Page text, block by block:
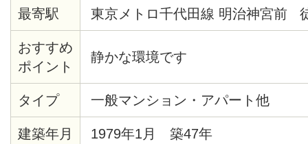
最寄駅 東京メトロ千代田線 明治神宮前
おすすめ
ポイント
静かな環境です
タイプ 一般マンション・アパート他
建築年月 1979年1月 築47年